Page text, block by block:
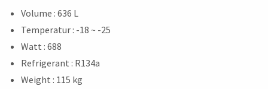
Volume : 636 L
Temperatur : -18 ~ -25
Watt : 688
Refrigerant : R134a
Weight : 115 kg